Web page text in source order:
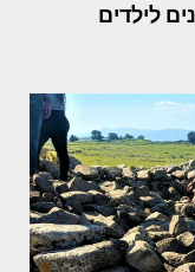
לילדים